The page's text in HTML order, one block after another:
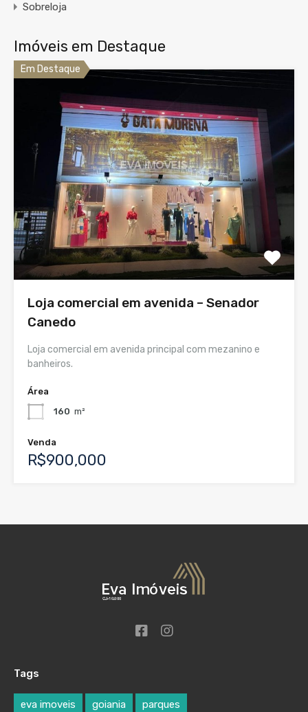
Sobreloja
Imóveis em Destaque
Em Destaque
Loja comercial em avenida – Senador
Canedo
Loja comercial em avenida principal com mezanino e
banheiros.
Área
160 m²
Venda
R$900,000
Tags
eva imoveis goiania parques